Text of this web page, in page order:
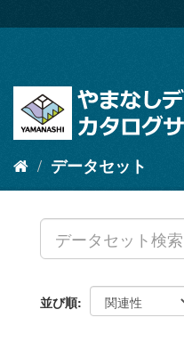
キ
データセット
並び順